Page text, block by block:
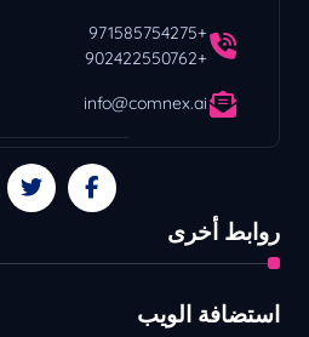
+971585754275
+902422550762
info@comnex.ai
روابط أخرى
استضافة الويب